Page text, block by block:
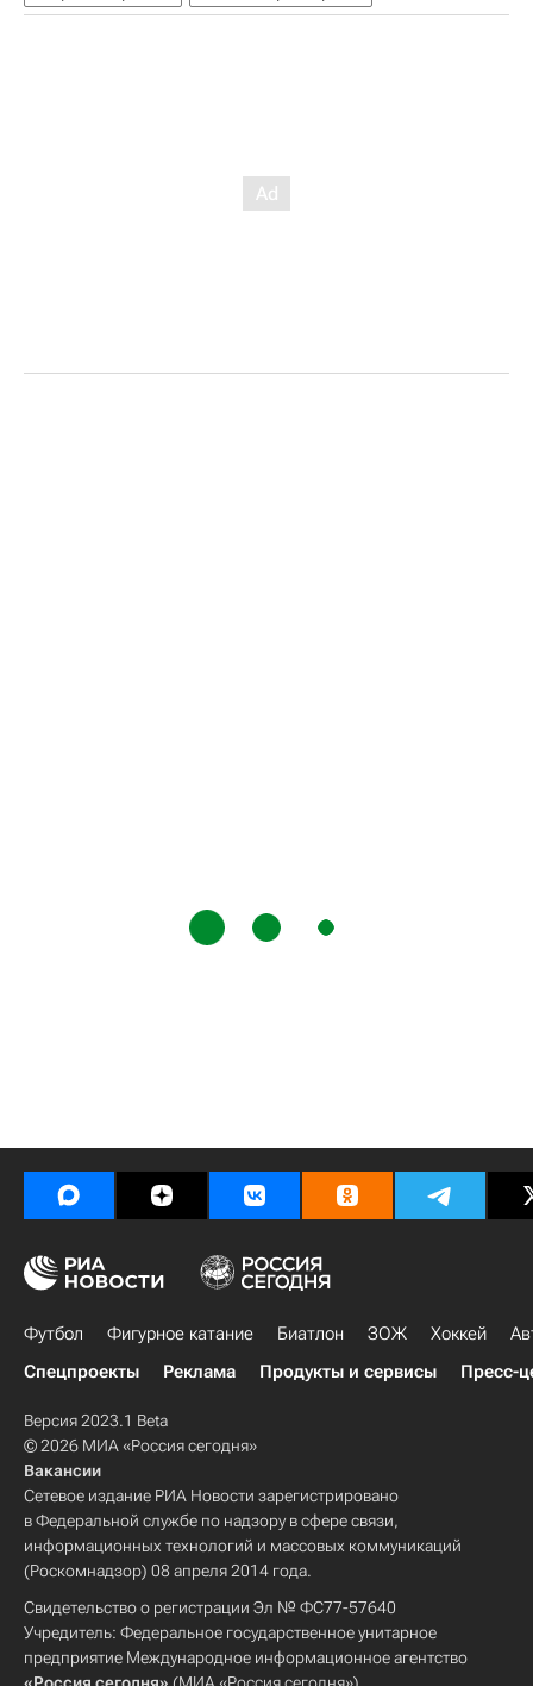
Футбол Фигурное катание Биатлон ЗОЖ Хоккей
Спецпроекты
Реклама Продукты и сервисы Пресс-
Версия 2023.1 Beta
© 2026 МИА «Россия сегодня»
Вакансии
Сетевое издание РИА Новости зарегистрировано
в Федеральной службе по надзору в сфере связи,
информационных технологий и массовых коммуникаций
(Роскомнадзор) 08 апреля 2014 года.
Свидетельство о регистрации Эл № ФС77-57640
Учредитель: Федеральное государственное унитарное
предприятие Международное информационное агентство